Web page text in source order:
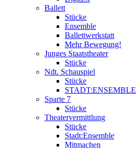
Ballett
Stücke
Ensemble
Ballettwerkstatt
Mehr Bewegung!
Junges Staatstheater
Stücke
Ndt. Schauspiel
Stücke
STADT:ENSEMBLE
Sparte 7
Stücke
Theatervermittlung
Stücke
Stadt:Ensemble
Mitmachen